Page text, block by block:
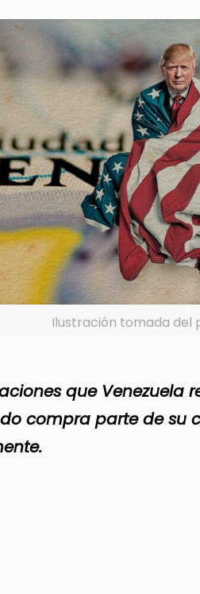
Ilustración tomada del
que
compra parte de su